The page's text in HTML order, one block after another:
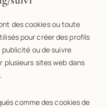
des cookies ou toute
pour créer des profils
ou de suivre
plusieurs sites web dans
comme des cookies de